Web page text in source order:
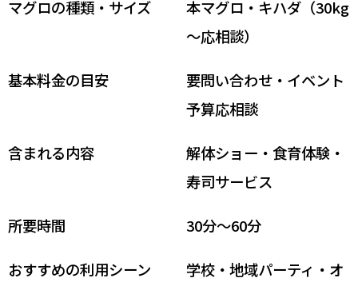
マグロの種類・サイズ
本マグロ・キハダ（30kg
～応相談）
基本料金の目安
要問い合わせ・イベント
予算応相談
含まれる内容
解体ショー・食育体験・
寿司サービス
所要時間 30分～60分
おすすめの利用シーン
学校・地域パーティ・オ